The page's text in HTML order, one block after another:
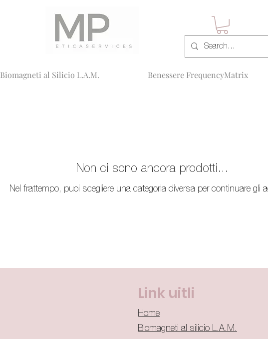
Biomagneti al Silicio L.A.M. Benessere FrequencyMatrix
Non ci sono ancora prodotti...
Nel frattempo, puoi scegliere una categoria diversa per continuare gli
Link uitli
Home
Biomagneti al silicio L.A.M.